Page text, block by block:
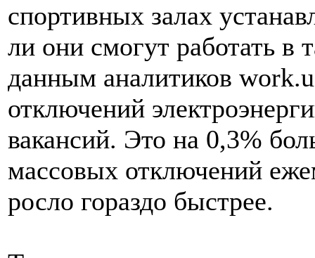
спортивных залах
ли они смогут работать в
данным аналитиков
отключений
вакансий. Это на 0,3%
массовых отключений
росло гораздо быстрее.